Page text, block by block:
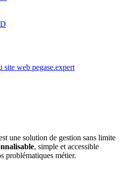
une solution de gestion sans limite
, simple et accessible
problématiques métier.